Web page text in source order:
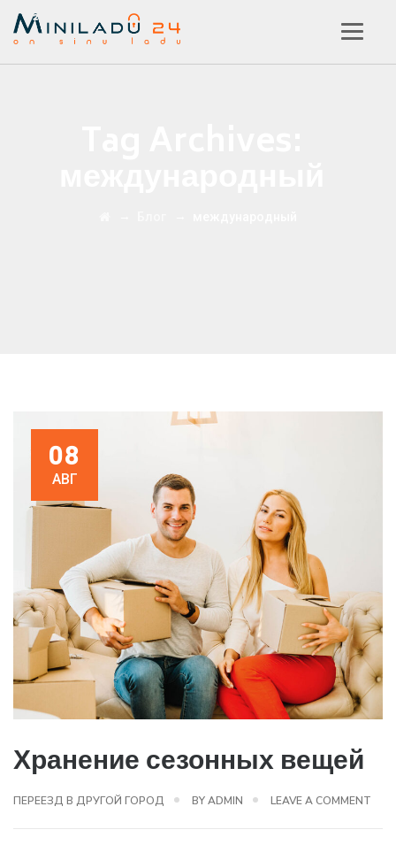
08
АВГ
Хранение сезонных вещей
ПЕРЕЕЗД В ДРУГОЙ ГОРОД BYADMIN LEAVE A COMMENT